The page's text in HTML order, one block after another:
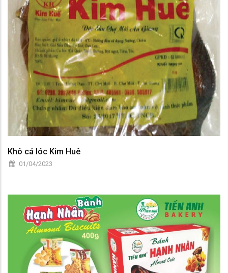
Khô cá lóc Kim Huê
01/04/2023